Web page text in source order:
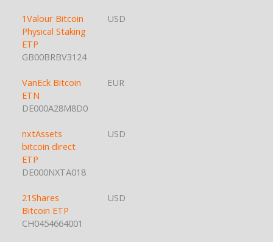
1Valour Bitcoin
Physical Staking
ETP
GB00BRBV3124
USD
VanEck Bitcoin
ETN
DE000A28M8D0
EUR
nxtAssets
bitcoin direct
ETP
DE000NXTA018
USD
21Shares
Bitcoin ETP
CH0454664001
USD